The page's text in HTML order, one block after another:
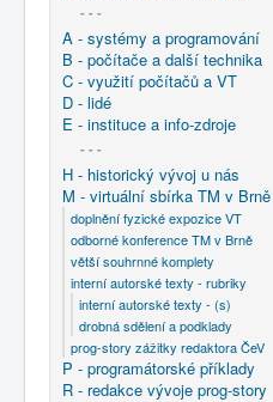
- - -
A - systémy a programování
B - počítače a další technika
C - využití počítačů a VT
D - lidé
E - instituce a info-zdroje
- - -
H - historický vývoj u nás
M - virtuální sbírka TM v Brně
doplnění fyzické expozice VT
odborné konference TM v Brně
větší souhrnné komplety
interní autorské texty - rubriky
interní autorské texty - (s)
drobná sdělení a podklady
prog-story zážitky redaktora ČeV
P - programátorské příklady
R - redakce vývoje prog-story